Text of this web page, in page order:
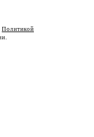
Политикой